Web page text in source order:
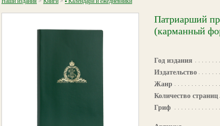
Патриарший
(карманный
Год издания
Издательство
Жанр
Количество страниц
Гриф